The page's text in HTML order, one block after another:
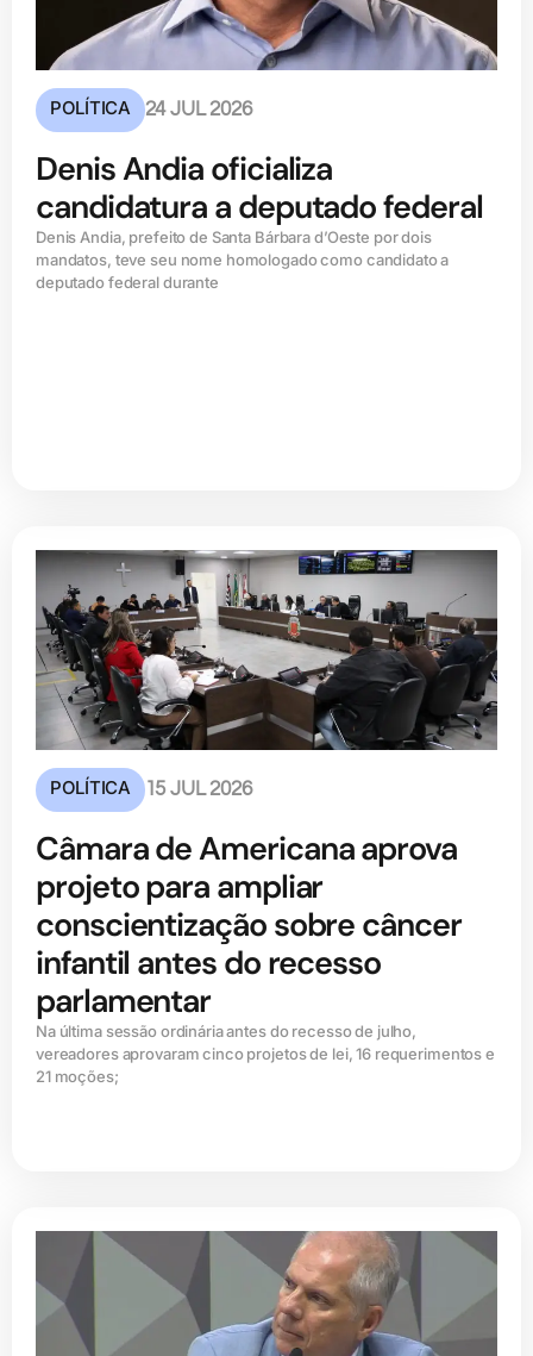
POLÍTICA 24 JUL 2026
Denis Andia oficializa
candidatura a deputado federal
Denis Andia, prefeito de Santa Bárbara d’Oeste por dois
mandatos, teve seu nome homologado como candidato a
deputado federal durante
POLÍTICA 15 JUL 2026
Câmara de Americana aprova
projeto para ampliar
conscientização sobre câncer
infantil antes do recesso
parlamentar
Na última sessão ordinária antes do recesso de julho,
vereadores aprovaram cinco projetos de lei, 16 requerimentos e
21 moções;